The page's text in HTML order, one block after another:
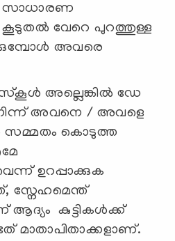
സാധാരണ
കൂടുതൽ വേറെ പുറത്തുള്ള
അവരെ
സ്കൂൾ അല്ലെങ്കിൽ ഡേ
അവനെ / അവളെ
സമ്മതം കൊടുത്ത
ഉറപ്പാക്കുക
സ്നേഹമെന്ത്
കുട്ടികൾക്ക്
മാതാപിതാക്കളാണ്.